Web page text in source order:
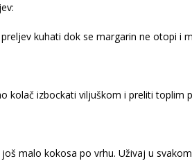
kuhati dok se margarin ne otopi i
kolač izbockati viljuškom i preliti toplim
malo kokosa po vrhu. Uživaj u